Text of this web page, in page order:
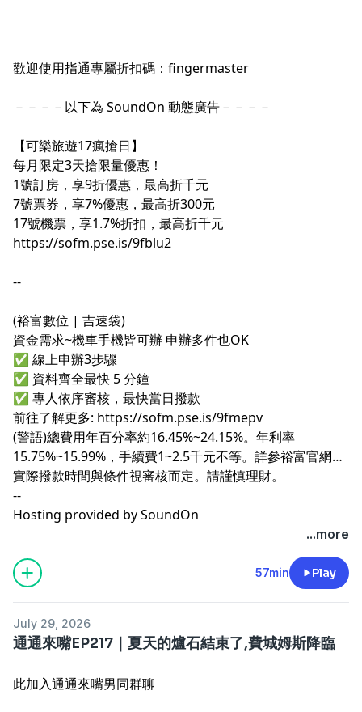
歡迎使用指通專屬折扣碼：fingermaster
－－－－以下為 SoundOn 動態廣告－－－－
【可樂旅遊17瘋搶日】
每月限定3天搶限量優惠！
1號訂房，享9折優惠，最高折千元
7號票券，享7%優惠，最高折300元
17號機票，享1.7%折扣，最高折千元
https://sofm.pse.is/9fblu2
--
(裕富數位 | 吉速袋)
資金需求~機車手機皆可辦 申辦多件也OK
✅ 線上申辦3步驟
✅ 資料齊全最快 5 分鐘
✅ 專人依序審核，最快當日撥款
前往了解更多: https://sofm.pse.is/9fmepv
(警語)總費用年百分率約16.45%~24.15%。年利率
15.75%~15.99%，手續費1~2.5千元不等。詳參裕富官網。
實際撥款時間與條件視審核而定。請謹慎理財。
--
Hosting provided bySoundOn
...more
57min Play
July 29, 2026
通通來嘴EP217｜夏天的爐石結束了,費城姆斯降臨
此加入通通來嘴男同群聊